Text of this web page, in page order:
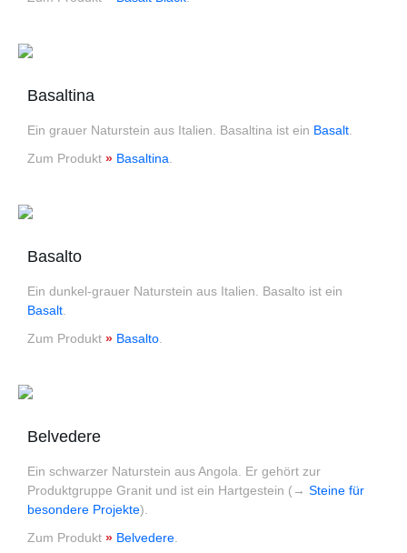
Basaltina
Ein grauer Naturstein aus Italien. Basaltina ist ein Basalt
Zum Produkt » Basaltina
Basalto
Ein dunkel-grauer Naturstein aus Italien. Basalto ist ein
Basalt
Zum Produkt » Basalto
Belvedere
Ein schwarzer Naturstein aus Angola. Er gehört zur
Produktgruppe Granit und ist ein Hartgestein (→ Steine für
besondere Projekte).
Zum Produkt » Belvedere